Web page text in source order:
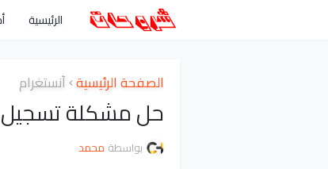
الرئيسية
الصفحة الرئيسية أنستغرام
حل مشكلة تسجيل
بواسطة محمد